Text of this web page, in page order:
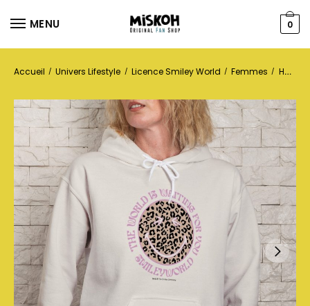
MENU 0
Accueil / Univers Lifestyle / Licence Smiley World / Femmes / Hoodies